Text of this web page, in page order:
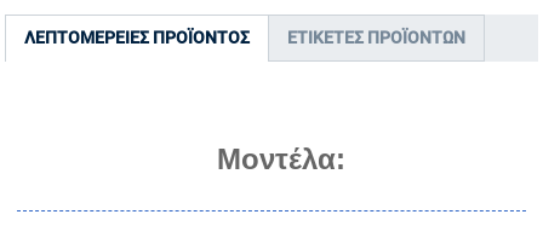
ΛΕΠΤΟΜΈΡΕΙΕΣ ΠΡΟΪΌΝΤΟΣ ΕΤΙΚΈΤΕΣ ΠΡΟΪΌΝΤΩΝ
Μοντέλα: